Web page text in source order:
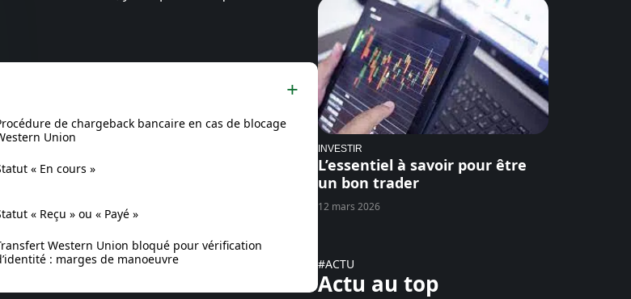
de chargeback bancaire en cas de blocage
Union
« En cours »
« Reçu » ou « Payé »
Western Union bloqué pour vérification
: marges de manoeuvre
INVESTIR
L’essentiel à savoir pour être
un bon trader
12 mars 2026
#ACTU
Actu au top